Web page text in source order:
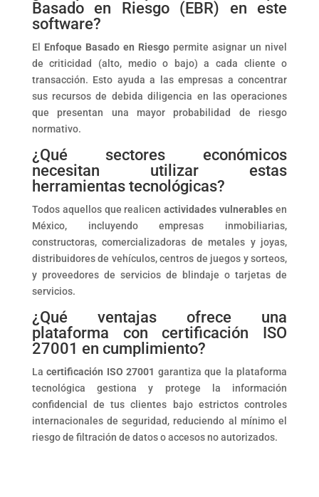
Basado en Riesgo (EBR) en este
software?
El Enfoque Basado en Riesgo permite asignar un nivel
de criticidad (alto, medio o bajo) a cada cliente o
transacción. Esto ayuda a las empresas a concentrar
sus recursos de debida diligencia en las operaciones
que presentan una mayor probabilidad de riesgo
normativo.
¿Qué sectores económicos
necesitan utilizar estas
herramientas tecnológicas?
Todos aquellos que realicenactividades vulnerables en
México, incluyendo empresas inmobiliarias,
constructoras, comercializadoras de metales y joyas,
distribuidores de vehículos, centros de juegos y sorteos,
y proveedores de servicios de blindaje o tarjetas de
servicios.
¿Qué ventajas ofrece una
plataforma con certificación ISO
27001 en cumplimiento?
Lacertificación ISO 27001 garantiza que la plataforma
tecnológica gestiona y protege la información
confidencial de tus clientes bajo estrictos controles
internacionales de seguridad, reduciendo al mínimo el
riesgo de filtración de datos o accesos no autorizados.